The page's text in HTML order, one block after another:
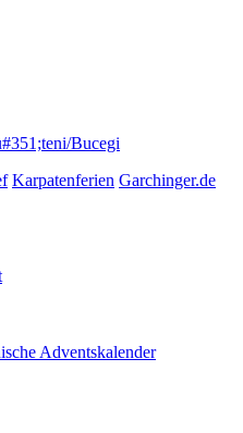
Bucegi
Karpatenferien Garchinger.de
Adventskalender